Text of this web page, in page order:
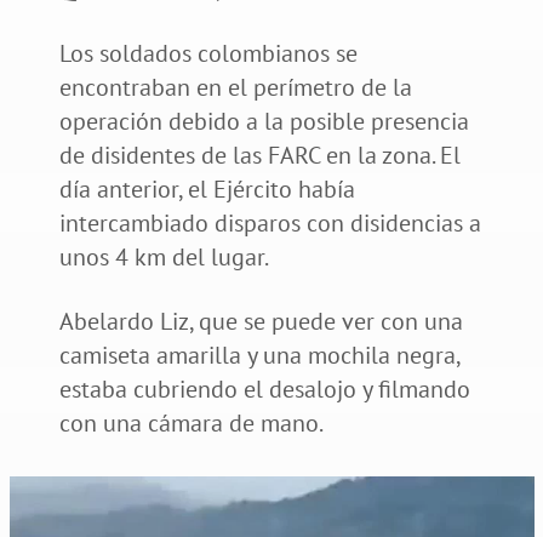
Los soldados colombianos se
encontraban en el perímetro de la
operación debido a la posible presencia
de disidentes de las FARC en la zona. El
día anterior, el Ejército había
intercambiado disparos con disidencias a
unos 4 km del lugar.
Abelardo Liz, que se puede ver con una
camiseta amarilla y una mochila negra,
estaba cubriendo el desalojo y filmando
con una cámara de mano.